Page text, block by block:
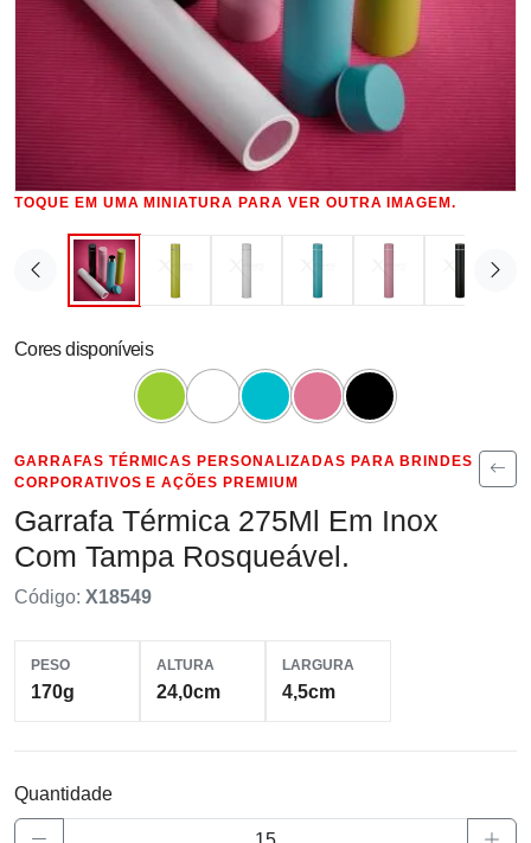
TOQUE EM UMA MINIATURA PARA VER OUTRA IMAGEM.
Cores disponíveis
GARRAFAS TÉRMICAS PERSONALIZADAS PARA BRINDES
CORPORATIVOS E AÇÕES PREMIUM
Garrafa Térmica 275Ml Em Inox
Com Tampa Rosqueável.
Código: X18549
PESO
170g
ALTURA
24,0cm
LARGURA
4,5cm
Quantidade